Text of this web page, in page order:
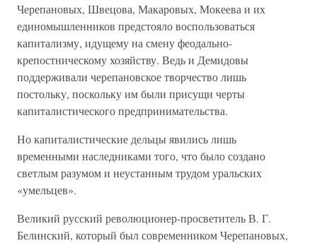
Черепановых, Швецова, Макаровых, Мокеева и их
единомышленников предстояло воспользоваться
капитализму, идущему на смену феодально-
крепостническому хозяйству. Ведь и Демидовы
поддерживали черепановское творчество лишь
постольку, поскольку им были присущи черты
капиталистического предпринимательства.
Но капиталистические дельцы явились лишь
временными наследниками того, что было создано
светлым разумом и неустанным трудом уральских
«умельцев».
Великий русский революционер-просветитель В. Г.
Белинский, который был современником Черепановых,